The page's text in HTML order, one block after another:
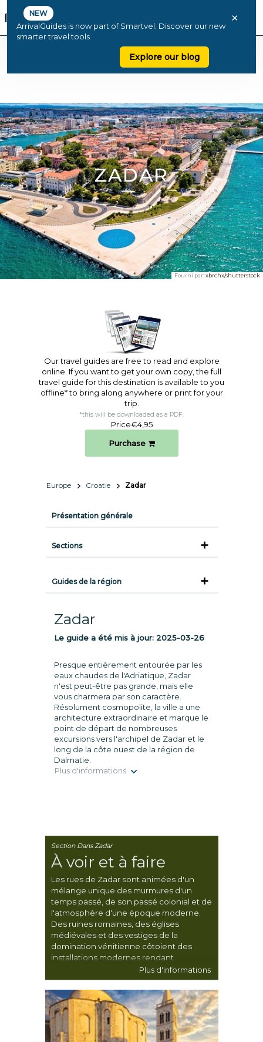
NEW
ArrivalGuides is now part of Smartvel. Discover our new
smarter travel tools
Explore our blog
×
ZADAR
Fourni par:xbrchx/shutterstock
Our travel guides are free to read and explore
online. If you want to get your own copy, the full
travel guide for this destination is available to you
offline* to bring along anywhere or print for your
trip.​
*this will be downloaded as a PDF.
Price€4,95
Purchase
Europe Croatie Zadar
Présentation générale
Sections
Guides de la région
Zadar
Le guide a été mis à jour: 2025-03-26
Presque entièrement entourée par les
eaux chaudes de l'Adriatique, Zadar
n'est peut-être pas grande, mais elle
vous charmera par son caractère.
Résolument cosmopolite, la ville a une
architecture extraordinaire et marque le
point de départ de nombreuses
excursions vers l'archipel de Zadar et le
long de la côte ouest de la région de
Dalmatie.
Plus d'informations
Section Dans Zadar
À voir et à faire
Les rues de Zadar sont animées d'un
mélange unique des murmures d'un
temps passé, de son passé colonial et de
l'atmosphère d'une époque moderne.
Des ruines romaines, des églises
médiévales et des vestiges de la
domination vénitienne côtoient des
installations modernes rendant
hommage aux plus célèbres couchers de
soleil de la ville. Des musées de grande
qualité et des places animées
complètent l'offre de cette ville typique
de la Dalmatie.
Plus d'informations